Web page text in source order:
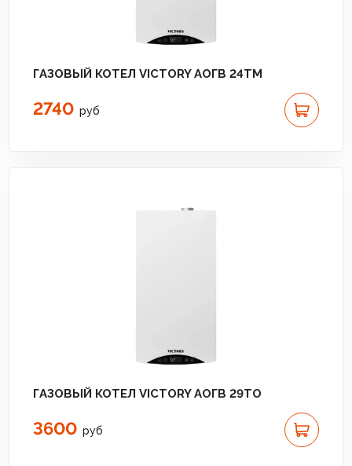
ГАЗОВЫЙ КОТЕЛ VICTORY АОГВ 24TM
2740 руб
ГАЗОВЫЙ КОТЕЛ VICTORY АОГВ 29TO
3600 руб